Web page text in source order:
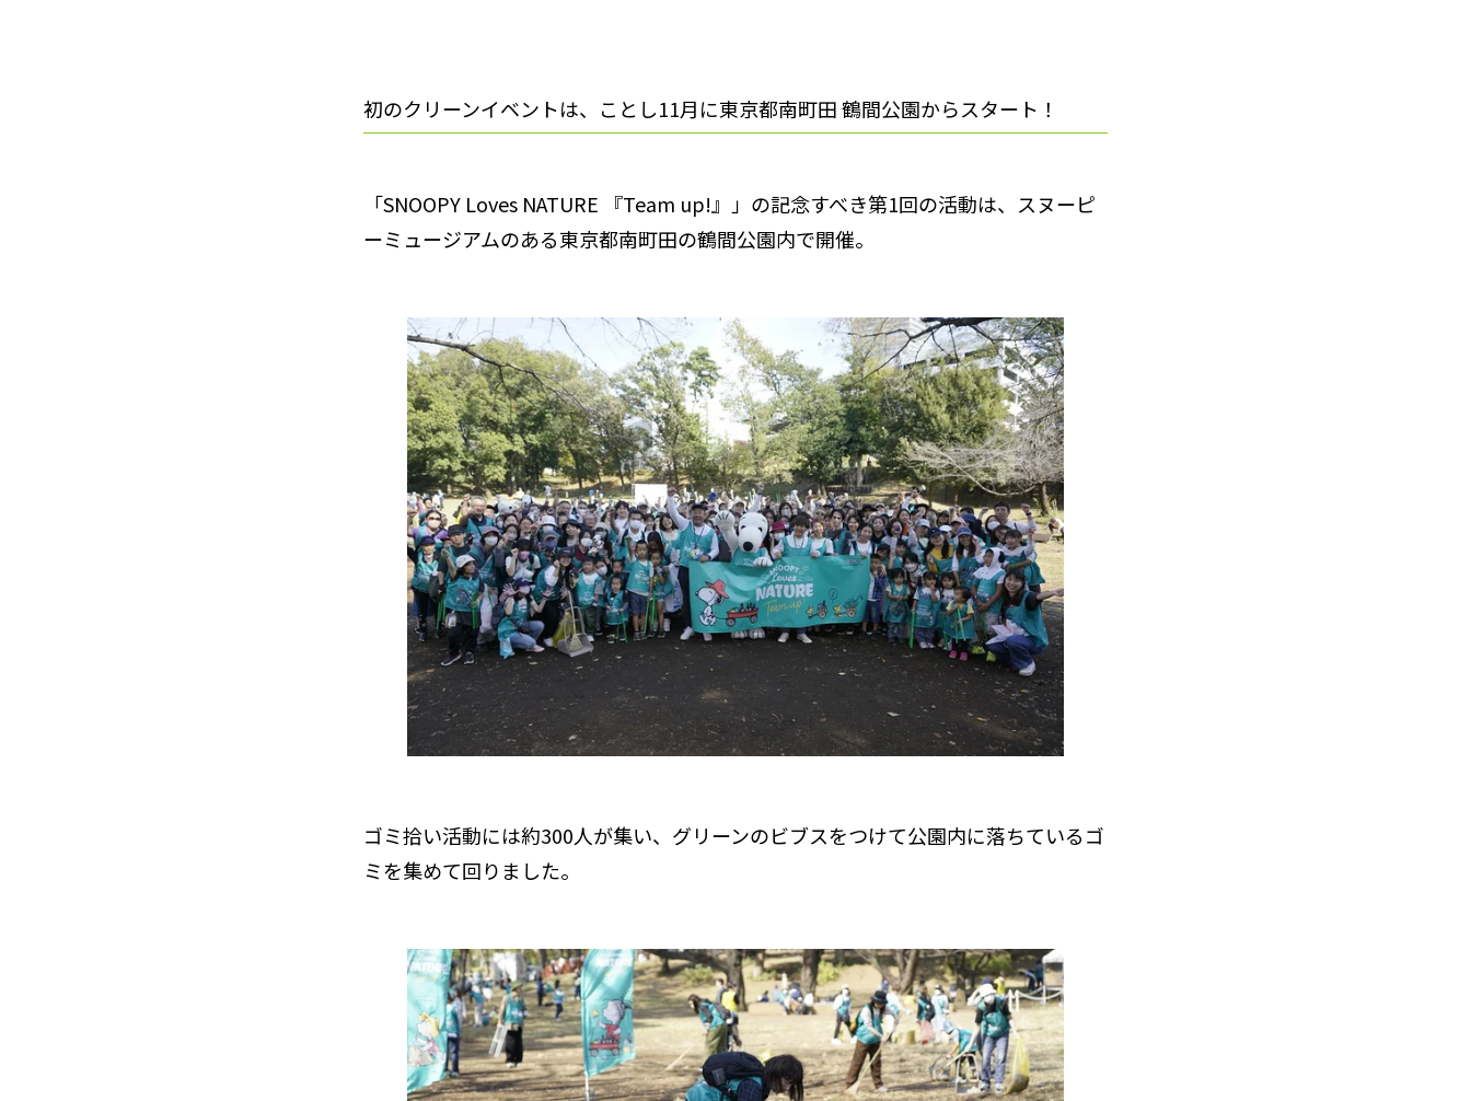
初のクリーンイベントは、ことし11月に東京都南町田 鶴間公園からスタート！
「SNOOPY Loves NATURE 『Team up!』」の記念すべき第1回の活動は、スヌーピ
ーミュージアムのある東京都南町田の鶴間公園内で開催。
ゴミ拾い活動には約300人が集い、グリーンのビブスをつけて公園内に落ちているゴ
ミを集めて回りました。